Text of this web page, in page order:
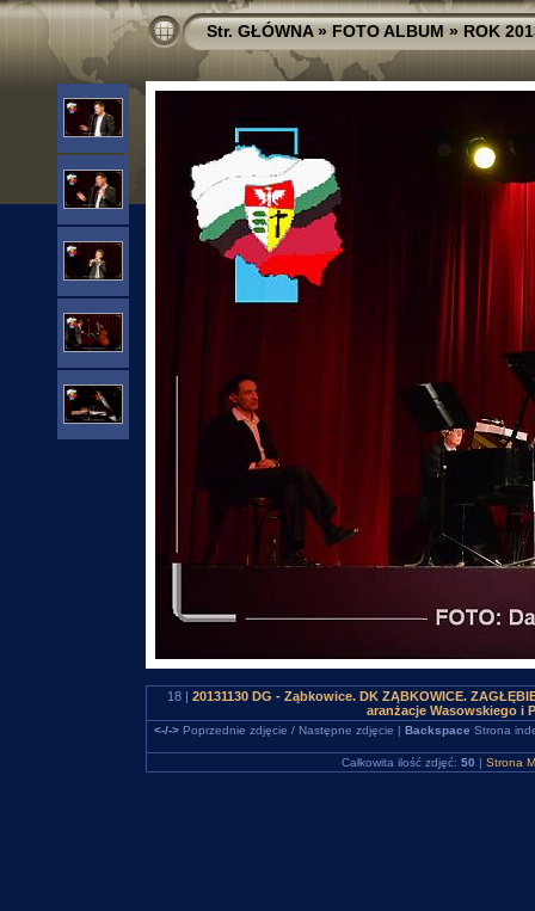
Str. GŁÓWNA»FOTO ALBUM»ROK
18 | 20131130 DG - Ząbkowice. DK ZĄBKOWICE.
aranżacje Wasowskiego i
<-/->Poprzednie zdjęcie / Następne zdjęcie | Backspace Strona
Całkowita ilość zdjęć: 50 | Strona